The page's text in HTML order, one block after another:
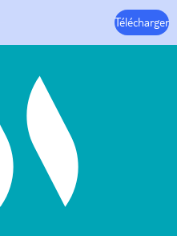
Télécharger